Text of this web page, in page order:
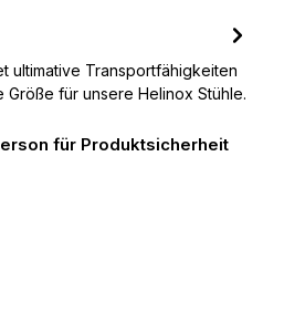
ultimative Transportfähigkeiten
für unsere Helinox Stühle.
für Produktsicherheit